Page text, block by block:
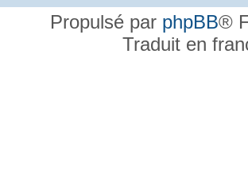
Propulsé par phpBB®
Traduit en